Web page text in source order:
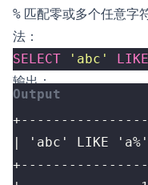
% 匹配零或多个任意字
法：
SELECT
'abc' LIKE
输出：